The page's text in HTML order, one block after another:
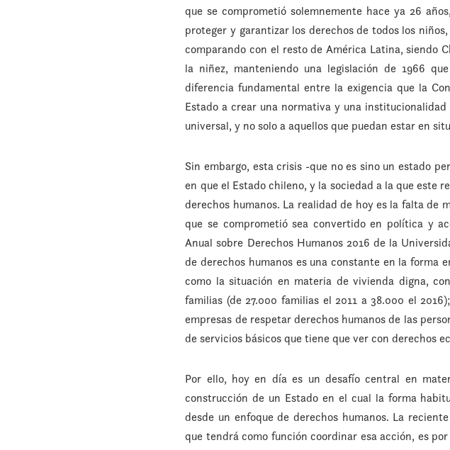
que se comprometió solemnemente hace ya 26
proteger y garantizar los derechos de todos los
comparando con el resto de América Latina, siendo
la niñez, manteniendo una legislación de 1966
diferencia fundamental entre la exigencia que la
Estado a crear una normativa y una
universal, y no solo a aquellos que puedan estar en
Sin embargo, esta crisis -que no es sino un estado
en que el Estado chileno, y la sociedad a la que este
derechos humanos. La realidad de hoy es la falta de
que se comprometió sea convertido en política y
Anual sobre Derechos Humanos 2016 de la
de derechos humanos es una constante en la forma
como la situación en materia de vivienda digna,
familias (de 27.000 familias el 2011 a 38.000 el
empresas de respetar derechos humanos de las
de servicios básicos que tiene que ver con derechos
Por ello, hoy en día es un desafío central en
construcción de un Estado en el cual la forma
desde un enfoque de derechos humanos. La
que tendrá como función coordinar esa acción, es